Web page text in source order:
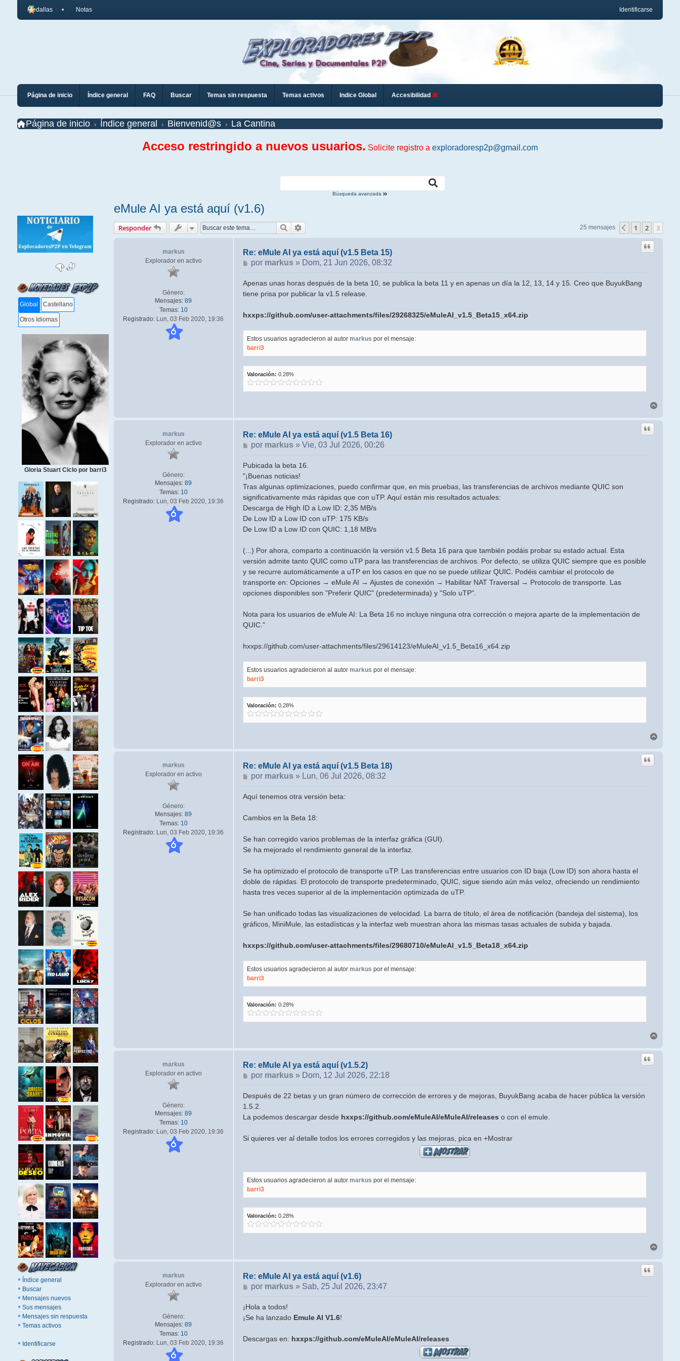
Identificarse
Medallas Notas
Página de inicio Índice general FAQ Buscar Temas sin respuesta Temas activos Indice Global Accesibilidad
Página de inicio Índice general Bienvenid@s La Cantina
Acceso restringido a nuevos usuarios. Solicite registro a exploradoresp2p@gmail.com
Búsqueda avanzada
Global Castellano
Otros Idiomas
Gloria Stuart Ciclo por barri3
Índice general
Buscar
Mensajes nuevos
Sus mensajes
Mensajes sin respuesta
Temas activos
Identificarse
eMule AI ya está aquí (v1.6)
Responder Buscar 25 mensajes Anterior
1 2 3
markus
Explorador en activo
Género:
Mensajes: 89
Temas: 10
Registrado: Lun, 03 Feb 2020, 19:36
6
Re: eMule AI ya está aquí (v1.5 Beta 15)
Mensaje
por markus » Dom, 21 Jun 2026, 08:32
Apenas unas horas después de la beta 10, se publica la beta 11 y en apenas un día la 12, 13, 14 y 15. Creo que BuyukBang
tiene prisa por publicar la v1.5 release.
hxxps://github.com/user-attachments/files/29268325/eMuleAI_v1.5_Beta15_x64.zip
Estos usuarios agradecieron al autor markus por el mensaje:
barri3
Valoración: 0.28%
markus
Explorador en activo
Género:
Mensajes: 89
Temas: 10
Registrado: Lun, 03 Feb 2020, 19:36
6
Re: eMule AI ya está aquí (v1.5 Beta 16)
Mensaje
por markus »Vie, 03 Jul 2026, 00:26
Pubicada la beta 16.
"¡Buenas noticias!
Tras algunas optimizaciones, puedo confirmar que, en mis pruebas, las transferencias de archivos mediante QUIC son
significativamente más rápidas que con uTP. Aquí están mis resultados actuales:
Descarga de High ID a Low ID: 2,35 MB/s
De Low ID a Low ID con uTP: 175 KB/s
De Low ID a Low ID con QUIC: 1,18 MB/s
(...) Por ahora, comparto a continuación la versión v1.5 Beta 16 para que también podáis probar su estado actual. Esta
versión admite tanto QUIC como uTP para las transferencias de archivos. Por defecto, se utiliza QUIC siempre que es posible
y se recurre automáticamente a uTP en los casos en que no se puede utilizar QUIC. Podéis cambiar el protocolo de
transporte en: Opciones → eMule AI → Ajustes de conexión → Habilitar NAT Traversal → Protocolo de transporte. Las
opciones disponibles son "Preferir QUIC" (predeterminada) y "Solo uTP".
Nota para los usuarios de eMule AI: La Beta 16 no incluye ninguna otra corrección o mejora aparte de la implementación de
QUIC."
hxxps://github.com/user-attachments/files/29614123/eMuleAI_v1.5_Beta16_x64.zip
Estos usuarios agradecieron al autor markus por el mensaje:
barri3
Valoración: 0.28%
markus
Explorador en activo
Género:
Mensajes: 89
Temas: 10
Registrado: Lun, 03 Feb 2020, 19:36
6
Re: eMule AI ya está aquí (v1.5 Beta 18)
Mensaje
por markus » Lun, 06 Jul 2026, 08:32
Aquí tenemos otra versión beta:
Cambios en la Beta 18:
Se han corregido varios problemas de la interfaz gráfica (GUI).
Se ha mejorado el rendimiento general de la interfaz.
Se ha optimizado el protocolo de transporte uTP. Las transferencias entre usuarios con ID baja (Low ID) son ahora hasta el
doble de rápidas. El protocolo de transporte predeterminado, QUIC, sigue siendo aún más veloz, ofreciendo un rendimiento
hasta tres veces superior al de la implementación optimizada de uTP.
Se han unificado todas las visualizaciones de velocidad. La barra de título, el área de notificación (bandeja del sistema), los
gráficos, MiniMule, las estadísticas y la interfaz web muestran ahora las mismas tasas actuales de subida y bajada.
hxxps://github.com/user-attachments/files/29680710/eMuleAI_v1.5_Beta18_x64.zip
Estos usuarios agradecieron al autor markus por el mensaje:
barri3
Valoración: 0.28%
markus
Explorador en activo
Género:
Mensajes: 89
Temas: 10
Registrado: Lun, 03 Feb 2020, 19:36
6
Re: eMule AI ya está aquí (v1.5.2)
Mensaje
por markus » Dom, 12 Jul 2026, 22:18
Después de 22 betas y un gran número de corrección de errores y de mejoras, BuyukBang acaba de hacer pública la versión
1.5.2.
La podemos descargar desde hxxps://github.com/eMuleAI/eMuleAI/releases o con el emule.
Si quieres ver al detalle todos los errores corregidos y las mejoras, pica en +Mostrar
Estos usuarios agradecieron al autor markus por el mensaje:
barri3
Valoración: 0.28%
markus
Explorador en activo
Género:
Mensajes: 89
Temas: 10
Registrado: Lun, 03 Feb 2020, 19:36
6
Re: eMule AI ya está aquí (v1.6)
Mensaje
por markus » Sab, 25 Jul 2026, 23:47
¡Hola a todos!
¡Se ha lanzado Emule AI V1.6!
Descargas en: hxxps://github.com/eMuleAI/eMuleAI/releases